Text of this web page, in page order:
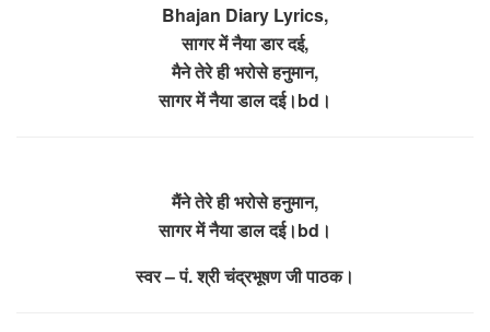
Bhajan Diary Lyrics,
सागर में नैया डार दई,
मैने तेरे ही भरोसे हनुमान,
सागर में नैया डाल दई।bd।
मैंने तेरे ही भरोसे हनुमान,
सागर में नैया डाल दई।bd।
स्वर – पं. श्री चंद्रभूषण जी पाठक।